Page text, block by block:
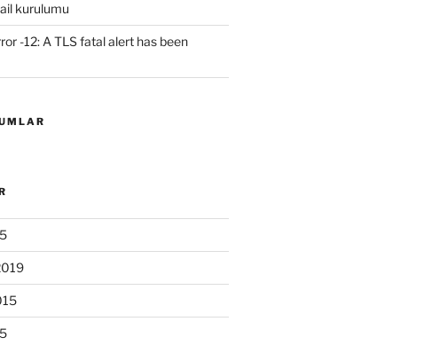
kurulumu
-12: A TLS fatal alert has been